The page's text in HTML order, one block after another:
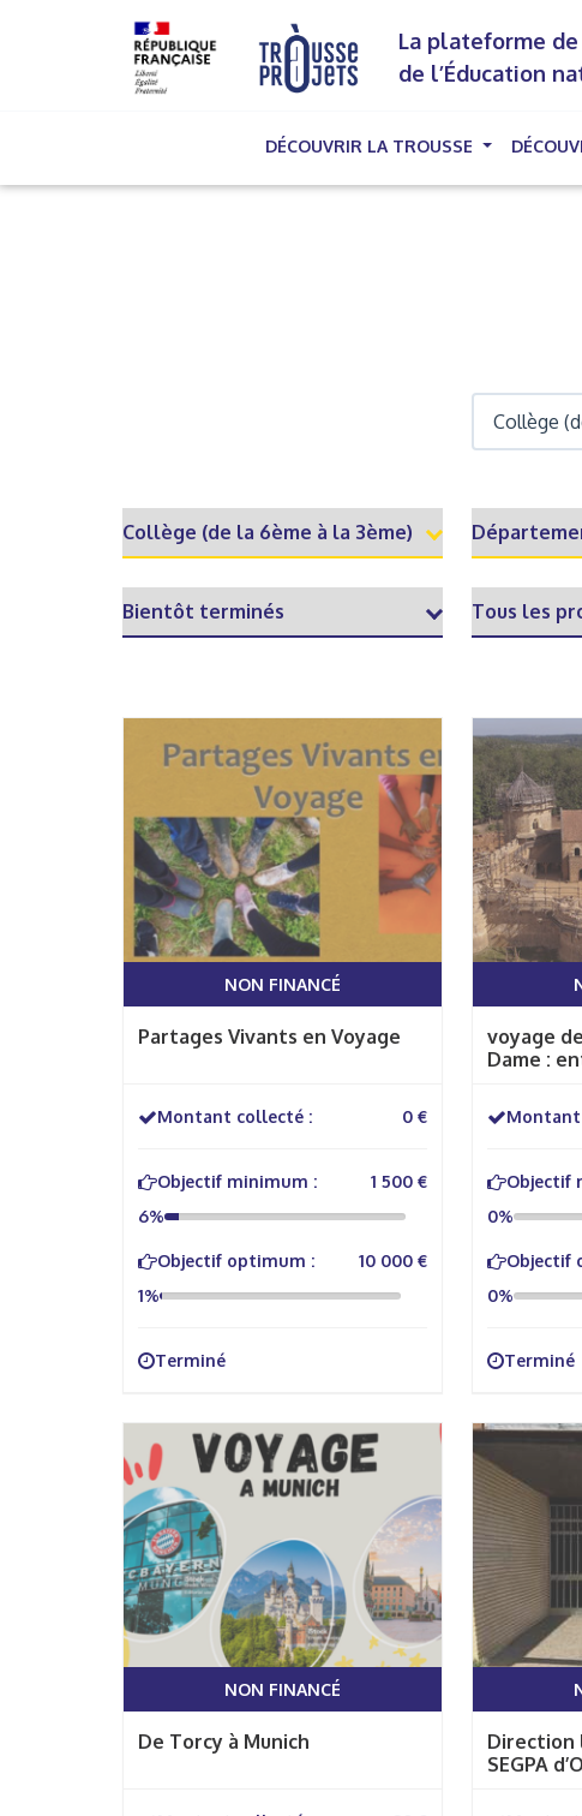
La plateforme
de l’Éducation
DÉCOUVRIR LA TROUSSE
NON FINANCÉ
Partages Vivants en Voyage
Montant collecté : 0 €
Objectif minimum :
1 500 €
6%
Objectif optimum :
10 000 €
1%
Terminé
voyage
Dame :
Objectif
0%
Objectif
0%
Terminé
NON FINANCÉ
De Torcy à Munich
Direction
SEGPA